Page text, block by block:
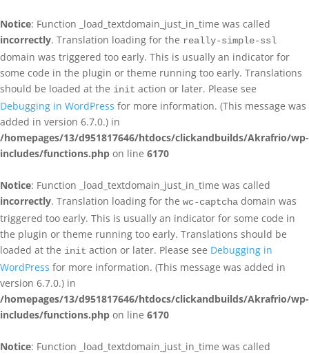
Notice: Function _load_textdomain_just_in_time was called
incorrectly. Translation loading for the really-simple-ssl
domain was triggered too early. This is usually an indicator for
some code in the plugin or theme running too early. Translations
should be loaded at the init action or later. Please see
Debugging in WordPress for more information. (This message was
added in version 6.7.0.) in
/homepages/13/d951817646/htdocs/clickandbuilds/Akrafrio/wp-
includes/functions.php on line 6170
Notice: Function _load_textdomain_just_in_time was called
incorrectly. Translation loading for the wc-captcha domain was
triggered too early. This is usually an indicator for some code in
the plugin or theme running too early. Translations should be
loaded at the init action or later. Please see Debugging in
WordPress for more information. (This message was added in
version 6.7.0.) in
/homepages/13/d951817646/htdocs/clickandbuilds/Akrafrio/wp-
includes/functions.php on line 6170
Notice: Function _load_textdomain_just_in_time was called